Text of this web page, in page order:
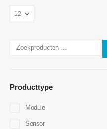
Producttype
Module
Sensor